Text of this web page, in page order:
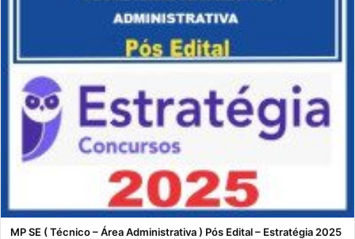
MP SE ( Técnico – Área Administrativa ) Pós Edital – Estratégia 2025